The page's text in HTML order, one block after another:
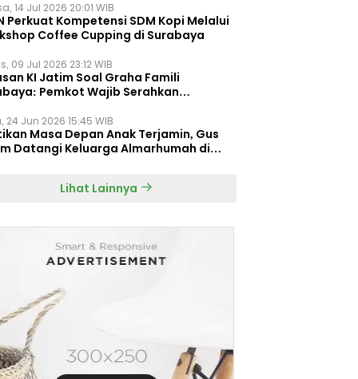
14 Jul 2026 20:01 WIB
Perkuat Kompetensi SDM Kopi Melalui
Coffee Cupping di Surabaya
09 Jul 2026 23:12 WIB
KI Jatim Soal Graha Famili
Pemkot Wajib Serahkan
24 Jun 2026 15:45 WIB
Masa Depan Anak Terjamin, Gus
Datangi Keluarga Almarhumah di
Lihat Lainnya